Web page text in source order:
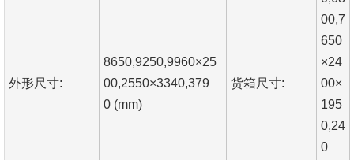
外形尺寸:
8650,9250,9960×25
00,2550×3340,379
0 (mm)
货箱尺寸:
00,7
650
×24
00×
195
0,24
0